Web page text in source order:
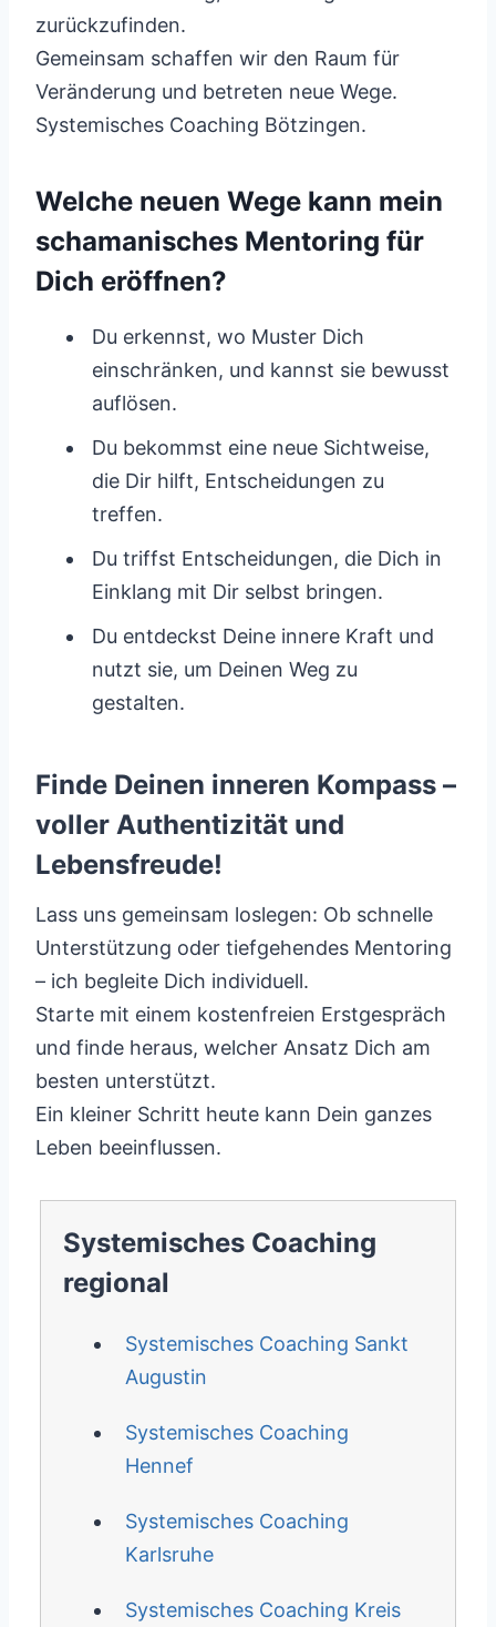
zurückzufinden.
Gemeinsam schaffen wir den Raum für
Veränderung und betreten neue Wege.
Systemisches Coaching Bötzingen.
Welche neuen Wege kann mein
schamanisches Mentoring für
Dich eröffnen?
Du erkennst, wo Muster Dich
einschränken, und kannst sie bewusst
auflösen.
Du bekommst eine neue Sichtweise,
die Dir hilft, Entscheidungen zu
treffen.
Du triffst Entscheidungen, die Dich in
Einklang mit Dir selbst bringen.
Du entdeckst Deine innere Kraft und
nutzt sie, um Deinen Weg zu
gestalten.
Finde Deinen inneren Kompass –
voller Authentizität und
Lebensfreude!
Lass uns gemeinsam loslegen: Ob schnelle
Unterstützung oder tiefgehendes Mentoring
– ich begleite Dich individuell.
Starte mit einem kostenfreien Erstgespräch
und finde heraus, welcher Ansatz Dich am
besten unterstützt.
Ein kleiner Schritt heute kann Dein ganzes
Leben beeinflussen.
Systemisches Coaching
regional
Systemisches Coaching Sankt
Augustin
Systemisches Coaching
Hennef
Systemisches Coaching
Karlsruhe
Systemisches Coaching Kreis